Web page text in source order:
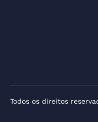
Todos os direitos